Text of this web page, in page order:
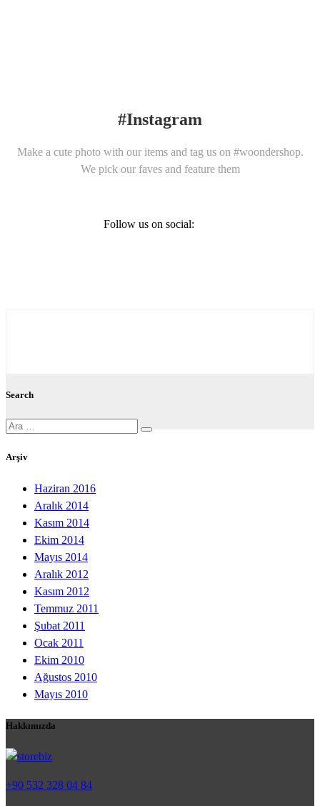
#Instagram
Make a cute photo with our items and tag us on #woondershop.
We pick our faves and feature them
Follow us on social:
Search
Ara:
Arşiv
Haziran 2016
Aralık 2014
Kasım 2014
Ekim 2014
Mayıs 2014
Aralık 2012
Kasım 2012
Temmuz 2011
Şubat 2011
Ocak 2011
Ekim 2010
Ağustos 2010
Mayıs 2010
Hakkımızda
+90 532 328 04 84